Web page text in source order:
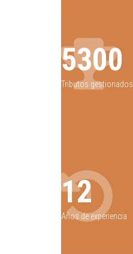
5300
Tributos gestionados
12
Años de experiencia